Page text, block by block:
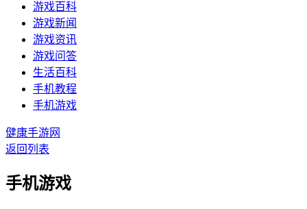
游戏百科
游戏新闻
游戏资讯
游戏问答
生活百科
手机教程
手机游戏
健康手游网
返回列表
手机游戏